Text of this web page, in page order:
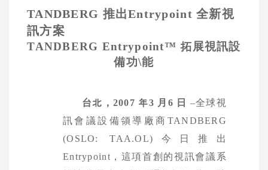
TANDBERG 推出Entrypoint全新視
訊方案
TANDBERG Entrypoint™拓展視訊設
備功\能
台北， 2007 年3 月 6 日 –全球視
訊會議設備領導廠商 TANDBERG
(OSLO: TAA.OL) 今日推出
Entrypoint ， 這項首創的視訊會議系